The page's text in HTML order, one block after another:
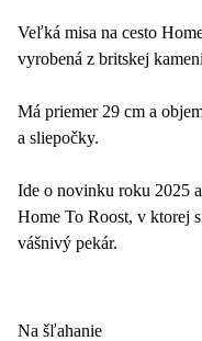
Veľká misa na cesto
vyrobená z britskej
Má priemer 29 cm a
a sliepočky.
Ide o novinku roku 2025
Home To Roost, v ktorej
vášnivý pekár.
Na šľahanie